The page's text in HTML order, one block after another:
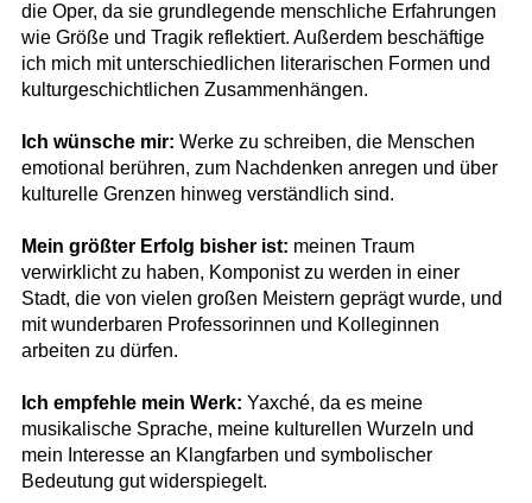
die Oper, da sie grundlegende menschliche Erfahrungen
wie Größe und Tragik reflektiert. Außerdem beschäftige
ich mich mit unterschiedlichen literarischen Formen und
kulturgeschichtlichen Zusammenhängen.
Ich wünsche mir: Werke zu schreiben, die Menschen
emotional berühren, zum Nachdenken anregen und über
kulturelle Grenzen hinweg verständlich sind.
Mein größter Erfolg bisher ist: meinen Traum
verwirklicht zu haben, Komponist zu werden in einer
Stadt, die von vielen großen Meistern geprägt wurde, und
mit wunderbaren Professorinnen und Kolleginnen
arbeiten zu dürfen.
Ich empfehle mein Werk: Yaxché, da es meine
musikalische Sprache, meine kulturellen Wurzeln und
mein Interesse an Klangfarben und symbolischer
Bedeutung gut widerspiegelt.